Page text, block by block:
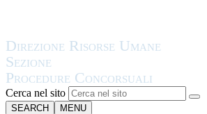
Cerca nel sito
SEARCH MENU